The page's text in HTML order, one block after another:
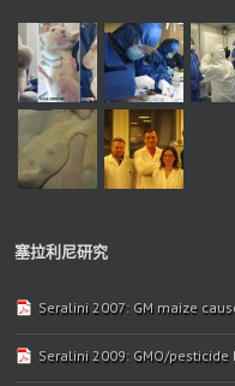
塞拉利尼研究
Seralini 2007: GM maize
Seralini 2009: GMO/